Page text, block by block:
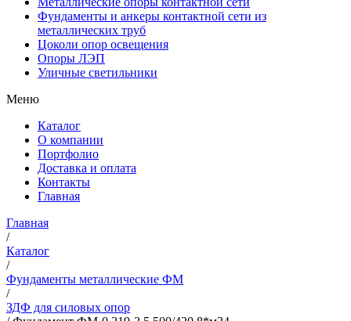
Фундаменты и анкеры контактной сети из
металлических труб
Цоколи опор освещения
Опоры ЛЭП
Уличные светильники
Меню
Каталог
О компании
Портфолио
Доставка и оплата
Контакты
Главная
Главная
/
Каталог
/
Фундаменты металлические ФМ
/
ЗДФ для силовых опор